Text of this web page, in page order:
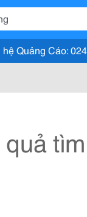
hệ Quảng Cáo: